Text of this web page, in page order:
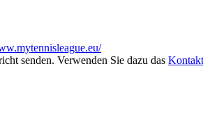
senden. Verwenden Sie dazu das